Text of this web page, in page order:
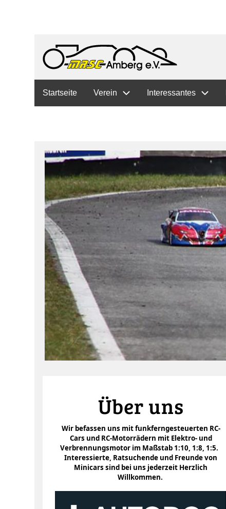
Hauptnavigation
Startseite Verein Interessantes
Über uns
Wir befassen uns mit funkferngesteuerten RC-
Cars und RC-Motorrädern mit Elektro- und
Verbrennungsmotor im Maßstab 1:10, 1:8, 1:5.
Interessierte, Ratsuchende und Freunde von
Minicars sind bei uns jederzeit Herzlich
Willkommen.